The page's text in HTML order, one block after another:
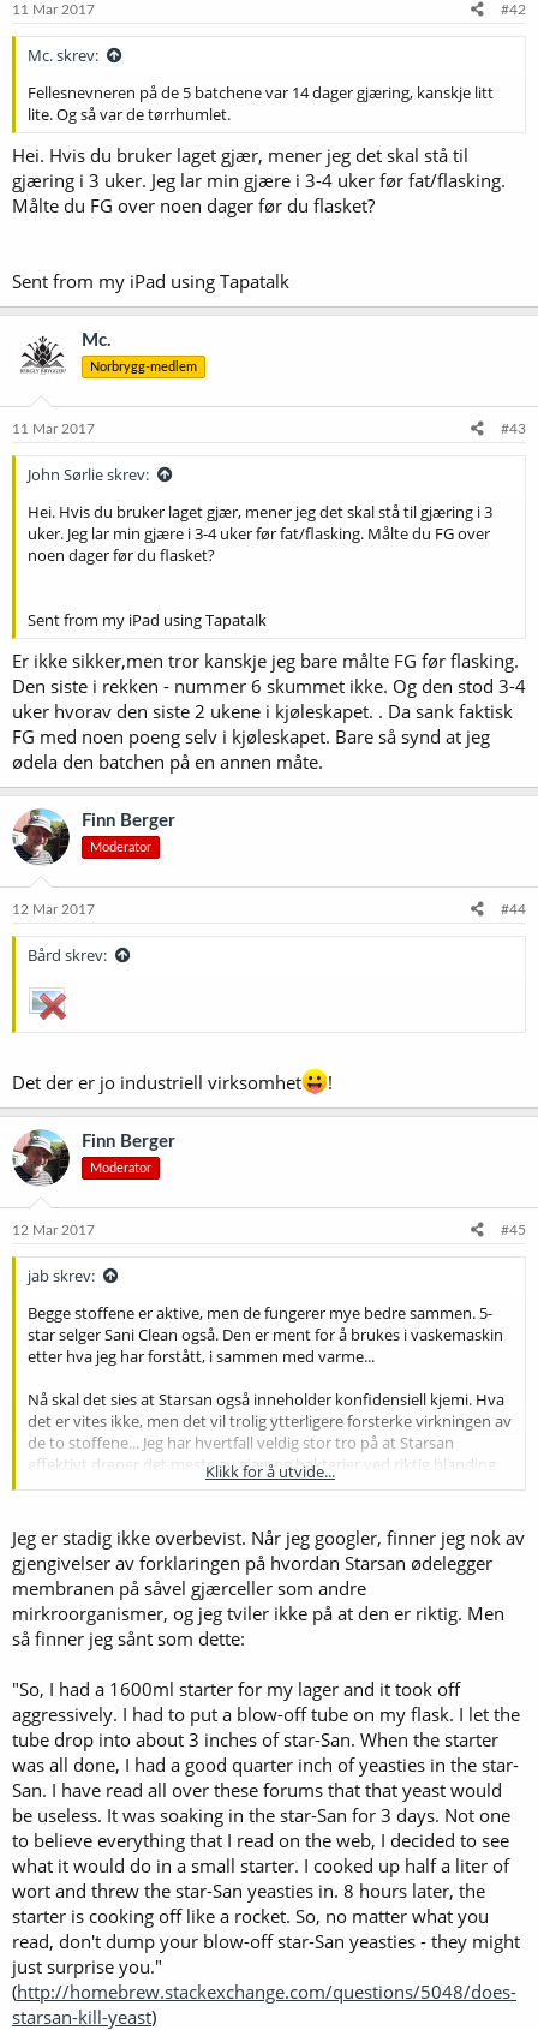
e
11 Mar 2017 #42
Mc. skrev:
Fellesnevneren på de 5 batchene var 14 dager gjæring, kanskje litt
lite. Og så var de tørrhumlet.
Hei. Hvis du bruker laget gjær, mener jeg det skal stå til
gjæring i 3 uker. Jeg lar min gjære i 3-4 uker før fat/flasking.
Målte du FG over noen dager før du flasket?
Sent from my iPad using Tapatalk
Mc.
Norbrygg-medlem
11 Mar 2017 #43
John Sørlie skrev:
Hei. Hvis du bruker laget gjær, mener jeg det skal stå til gjæring i 3
uker. Jeg lar min gjære i 3-4 uker før fat/flasking. Målte du FG over
noen dager før du flasket?
Sent from my iPad using Tapatalk
Er ikke sikker,men tror kanskje jeg bare målte FG før flasking.
Den siste i rekken - nummer 6 skummet ikke. Og den stod 3-4
uker hvorav den siste 2 ukene i kjøleskapet. . Da sank faktisk
FG med noen poeng selv i kjøleskapet. Bare så synd at jeg
ødela den batchen på en annen måte.
Finn Berger
Moderator
12 Mar 2017 #44
Bård skrev:
Det der er jo industriell virksomhet !
Finn Berger
Moderator
12 Mar 2017 #45
jab skrev:
Begge stoffene er aktive, men de fungerer mye bedre sammen. 5-
star selger Sani Clean også. Den er ment for å brukes i vaskemaskin
etter hva jeg har forstått, i sammen med varme...
Nå skal det sies at Starsan også inneholder konfidensiell kjemi. Hva
det er vites ikke, men det vil trolig ytterligere forsterke virkningen av
de to stoffene... Jeg har hvertfall veldig stor tro på at Starsan
effektivt dreper det meste av gjær og bakterier ved riktig blanding
og god kontakttid. Jeg har ikke noe belegg for å betvile akkurat det.
til alle plasser.
Klikk for å utvide...
Jeg er stadig ikke overbevist. Når jeg googler, finner jeg nok av
gjengivelser av forklaringen på hvordan Starsan ødelegger
membranen på såvel gjærceller som andre
mirkroorganismer, og jeg tviler ikke på at den er riktig. Men
så finner jeg sånt som dette:
"So, I had a 1600ml starter for my lager and it took off
aggressively. I had to put a blow-off tube on my flask. I let the
tube drop into about 3 inches of star-San. When the starter
was all done, I had a good quarter inch of yeasties in the star-
San. I have read all over these forums that that yeast would
be useless. It was soaking in the star-San for 3 days. Not one
to believe everything that I read on the web, I decided to see
what it would do in a small starter. I cooked up half a liter of
wort and threw the star-San yeasties in. 8 hours later, the
starter is cooking off like a rocket. So, no matter what you
read, don't dump your blow-off star-San yeasties - they might
just surprise you."
(http://homebrew.stackexchange.com/questions/5048/does-
starsan-kill-yeast)